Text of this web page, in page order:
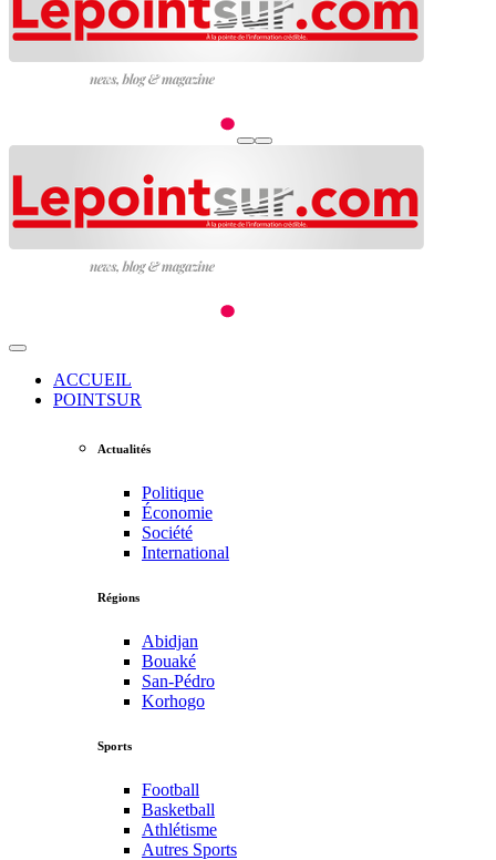
ACCUEIL
POINTSUR
Actualités
Politique
Économie
Société
International
Régions
Abidjan
Bouaké
San-Pédro
Korhogo
Sports
Football
Basketball
Athlétisme
Autres Sports